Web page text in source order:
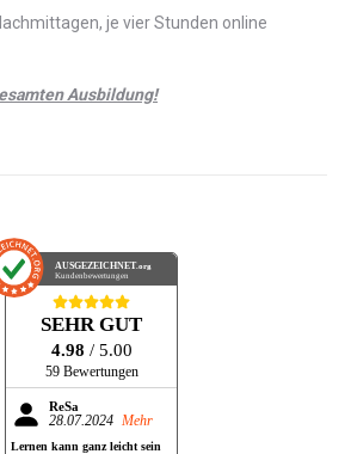
je vier Stunden online
Ausbildung!
AUSGEZEICHNET.org
Kundenbewertungen
SEHR GUT
4.98 / 5.00
59 Bewertungen
ReSa
28.07.2024 Mehr
Lernen kann ganz leicht sein